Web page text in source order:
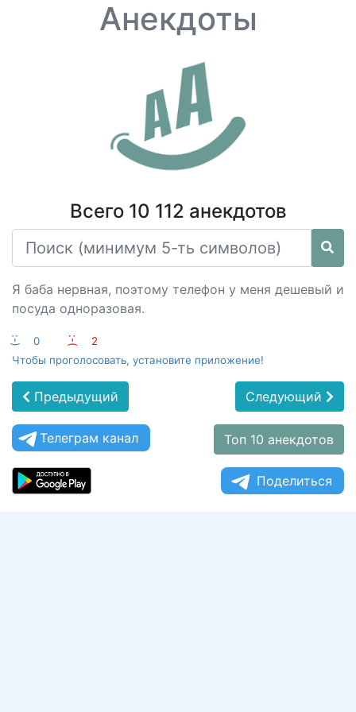
Анекдоты
Всего 10 112 анекдотов
Я баба нервная, поэтому телефон у меня дешевый и
посуда одноразовая.
:-) 0 :-(
2
Чтобы проголосовать, установите приложение!
Предыдущий Следующий
Телеграм канал Топ 10 анекдотов
Поделиться